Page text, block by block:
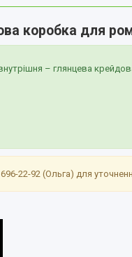
коробка для
– глянцева
22-92 (Ольга) для